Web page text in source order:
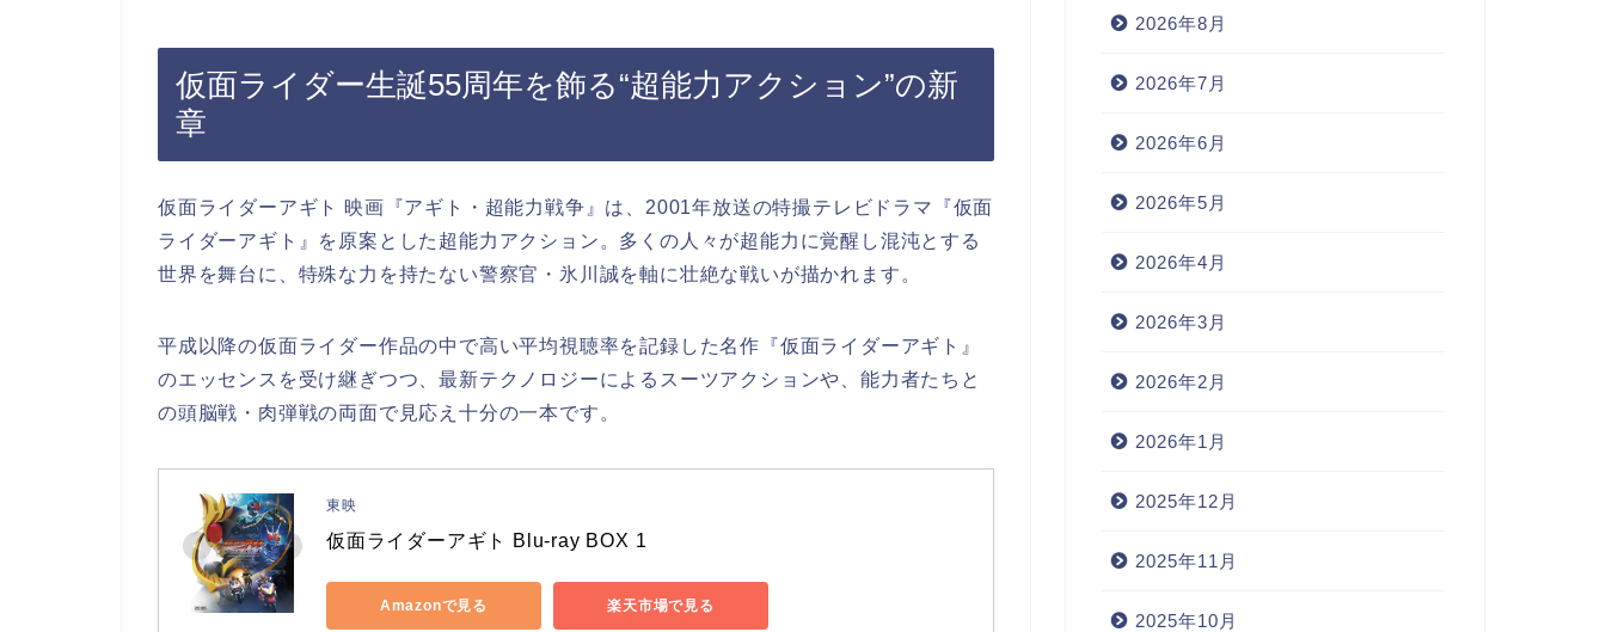
仮面ライダー生誕55周年を飾る“超能力アクション”の新
章
仮面ライダーアギト 映画『アギト・超能力戦争』は、2001年放送の特撮テレビドラマ『仮面
ライダーアギト』を原案とした超能力アクション。多くの人々が超能力に覚醒し混沌とする
世界を舞台に、特殊な力を持たない警察官・氷川誠を軸に壮絶な戦いが描かれます。
平成以降の仮面ライダー作品の中で高い平均視聴率を記録した名作『仮面ライダーアギト』
のエッセンスを受け継ぎつつ、最新テクノロジーによるスーツアクションや、能力者たちと
の頭脳戦・肉弾戦の両面で見応え十分の一本です。
東映
仮面ライダーアギト Blu-ray BOX 1
Amazonで見る 楽天市場で見る
2026年8月
2026年7月
2026年6月
2026年5月
2026年4月
2026年3月
2026年2月
2026年1月
2025年12月
2025年11月
2025年10月